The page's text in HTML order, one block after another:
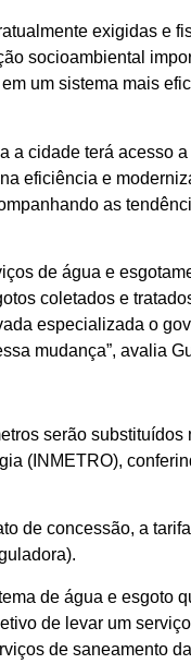
exigidas e
socioambiental
um sistema mais
a cidade terá acesso
eficiência e
as
de água e
coletados e
especializada o
mudança”, avalia
serão substituídos
(INMETRO),
de concessão, a
de água e esgoto
de levar um
de saneamento